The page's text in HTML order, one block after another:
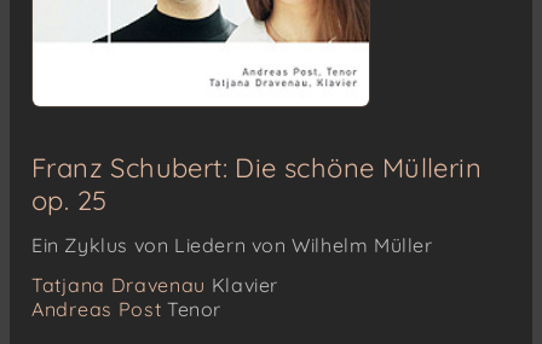
Franz Schubert: Die schöne Müllerin
op. 25
Ein Zyklus von Liedern von Wilhelm Müller
Tatjana Dravenau Klavier
Andreas Post Tenor